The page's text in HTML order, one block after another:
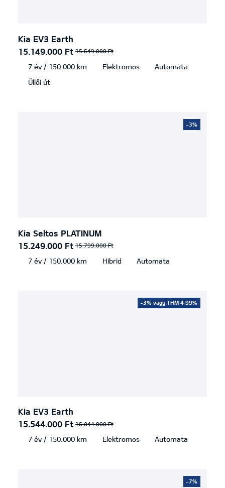
Kia EV3 Earth
15.149.000 Ft 15.649.000 Ft
7 év / 150.000 km Elektromos
Automata
Üllői út
Kia Seltos PLATINUM
15.249.000 Ft 15.799.000 Ft
7 év / 150.000 km Hibrid Automata
-3%
Kia EV3 Earth
15.544.000 Ft 16.044.000 Ft
7 év / 150.000 km Elektromos Automata
-3% vagy THM 4.99%
-7%